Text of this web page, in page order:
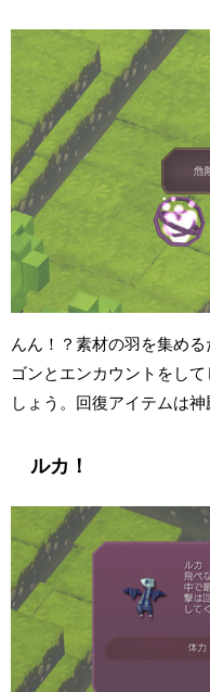
んん！？素材の羽を集め
ゴンとエンカウントをし
しょう。回復アイテムは
ルカ！